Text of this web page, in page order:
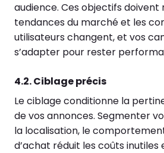
audience. Ces objectifs doivent
tendances du marché et les
utilisateurs changent, et vos
s’adapter pour rester
4.2. Ciblage précis
Le ciblage conditionne la
de vos annonces. Segmenter
la localisation, le
d’achat réduit les coûts